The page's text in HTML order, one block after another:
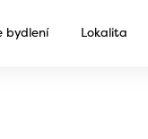
bydlení Lokalita